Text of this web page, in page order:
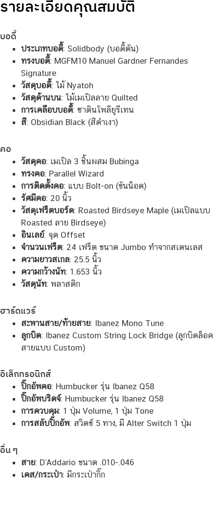
รายละเอียดคุณสมบัติ
บอดี้
ประเภทบอดี้: Solidbody (บอดี้ตัน)
ทรงบอดี้: MGFM10 Manuel Gardner Fernandes
Signature
วัสดุบอดี้: ไม้ Nyatoh
วัสดุด้านบน: ไม้เมเปิลลาย Quilted
การเคลือบบอดี้: ซาตินโพลียูรีเทน
สี: Obsidian Black (สีดำเงา)
คอ
วัสดุคอ: เมเปิล 3 ชิ้นผสม Bubinga
ทรงคอ: Parallel Wizard
การติดตั้งคอ: แบบ Bolt-on (ขันน็อต)
รัศมีคอ: 20 นิ้ว
วัสดุเฟร็ตบอร์ด: Roasted Birdseye Maple (เมเปิลแบบ
Roasted ลาย Birdseye)
อินเลย์: จุด Offset
จำนวนเฟร็ต: 24 เฟร็ต ขนาด Jumbo ทำจากสเตนเลส
ความยาวสเกล: 25.5 นิ้ว
ความกว้างนัท: 1.653 นิ้ว
วัสดุนัท: พลาสติก
ฮาร์ดแวร์
สะพานสาย/ท้ายสาย: Ibanez Mono Tune
ลูกบิด: Ibanez Custom String Lock Bridge (ลูกบิดล็อค
สายแบบ Custom)
อิเล็กทรอนิกส์
ปิ๊กอัพคอ: Humbucker รุ่น Ibanez Q58
ปิ๊กอัพบริดจ์: Humbucker รุ่น Ibanez Q58
การควบคุม: 1 ปุ่ม Volume, 1 ปุ่ม Tone
การสลับปิ๊กอัพ: สวิตช์ 5 ทาง, มี Alter Switch 1 ปุ่ม
อื่น ๆ
สาย: D’Addario ขนาด .010-.046
เคส/กระเป๋า: มีกระเป๋ากิ๊ก